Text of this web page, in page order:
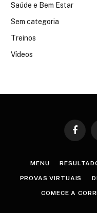
Saúde e Bem Estar
Sem categoria
Treinos
Vídeos
MENU
PROVAS VIRTUAIS
COMECE A